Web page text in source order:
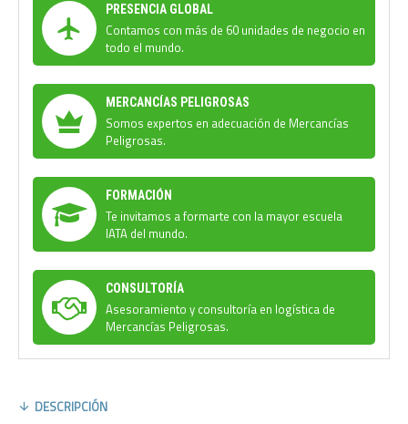
PRESENCIA GLOBAL
Contamos con más de 60 unidades de negocio en
todo el mundo.
MERCANCÍAS PELIGROSAS
Somos expertos en adecuación de Mercancías
Peligrosas.
FORMACIÓN
Te invitamos a formarte con la mayor escuela
IATA del mundo.
CONSULTORÍA
Asesoramiento y consultoría en logística de
Mercancías Peligrosas.
DESCRIPCIÓN